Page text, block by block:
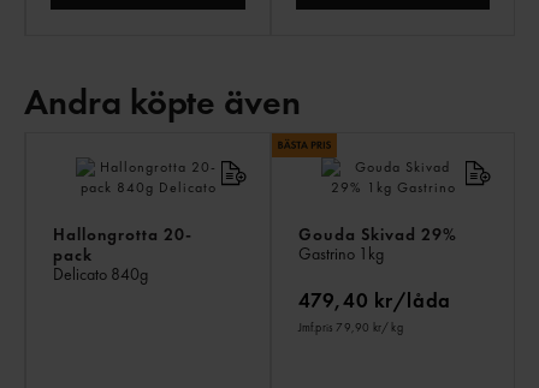
Andra köpte även
Hallongrotta 20-
pack
Delicato 840g
Gouda Skivad 29%
Gastrino 1kg
479,40 kr/låda
Jmf.pris 79,90 kr/ kg